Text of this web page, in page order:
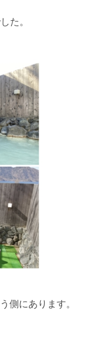
た。
側にあります。